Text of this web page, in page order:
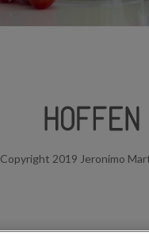
Copyright 2019 Jeronimo